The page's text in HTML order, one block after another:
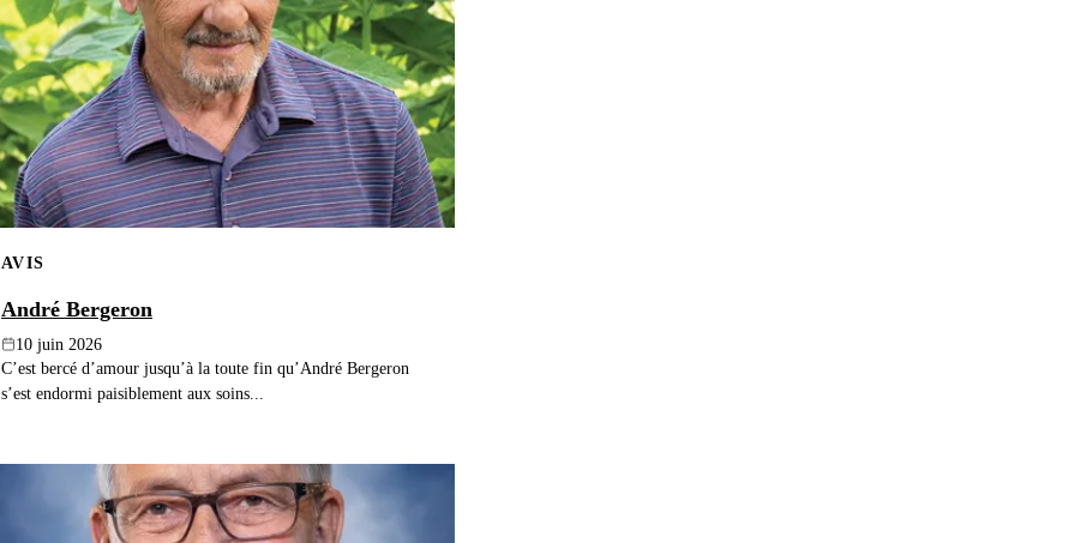
AVIS
André Bergeron
10 juin 2026
C’est bercé d’amour jusqu’à la toute fin qu’André Bergeron
s’est endormi paisiblement aux soins...